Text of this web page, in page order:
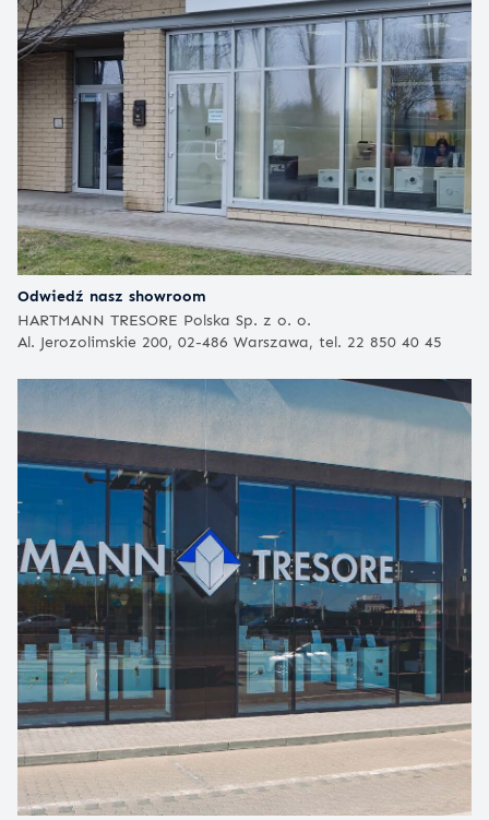
Odwiedź nasz showroom
HARTMANN TRESORE Polska Sp. z o. o.
Al. Jerozolimskie 200, 02-486 Warszawa, tel. 22 850 40 45